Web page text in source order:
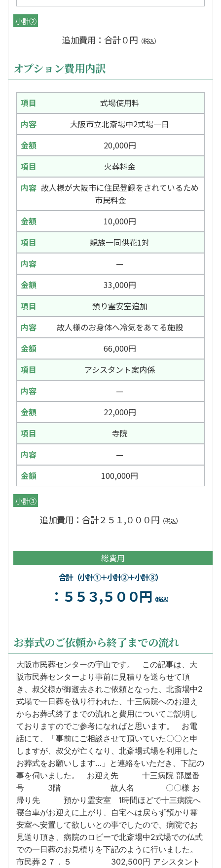
小計②
追加費用：合計０円 （税込）
オプション費用内訳
式場使用料
大阪市立北斎場中2式場一日
20,000円
火葬料金
故人様が大阪市に住民登録をされているため
市民料金
10,000円
親族一同供花1対
—
33,000円
預り霊安室追加
故人様のお身体へ冷気をあてる施設
66,000円
アシスタント案内係
—
22,000円
寺院
—
100,000円
小計③
追加費用：合計２５１,０００円 （税込）
総費用
合計（小計①＋小計②＋小計③）
：５５３,５００円 （税込）
お葬式のご依頼から終了までの流れ
大阪市民葬センターの宇山です。 この記事は、大
阪市民葬センターより事前に見積りを送らせて頂
き、叔父様が御逝去されご依頼となった、北斎場中2
式場で一日葬を執り行われた、十三病院へのお迎え
からお葬式終了までの流れと費用についてご説明し
ておりますのでご参考になればと思います。 お電
話にて、「事前にご相談させて頂いていた〇〇と申
しますが、叔父が亡くなり、北斎場式場を利用した
お葬式をお願いします…」と連絡をいただき、下記の
事を伺いました。 お迎え先 十三病院 部屋番
号 3階 故人名 〇〇様 お
帰り先 預かり霊安室 1時間ほどで十三病院へ
寝台車がお迎えに上がり、自宅へは戻らず預かり霊
安室へ安置して欲しいとの事でしたので、病院でお
見送り頂き、病院のロビーで北斎場中2式場での仏式
での一日葬のお見積りを下記のように行いました。
市民葬２７．５ 302,500円 アシスタント